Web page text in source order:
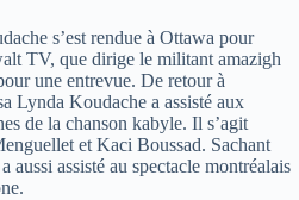
s’est rendue à Ottawa pour
TV, que dirige le militant amazigh
une entrevue. De retour à
Lynda Koudache a assisté aux
de la chanson kabyle. Il s’agit
et Kaci Boussad. Sachant
aussi assisté au spectacle montréalais